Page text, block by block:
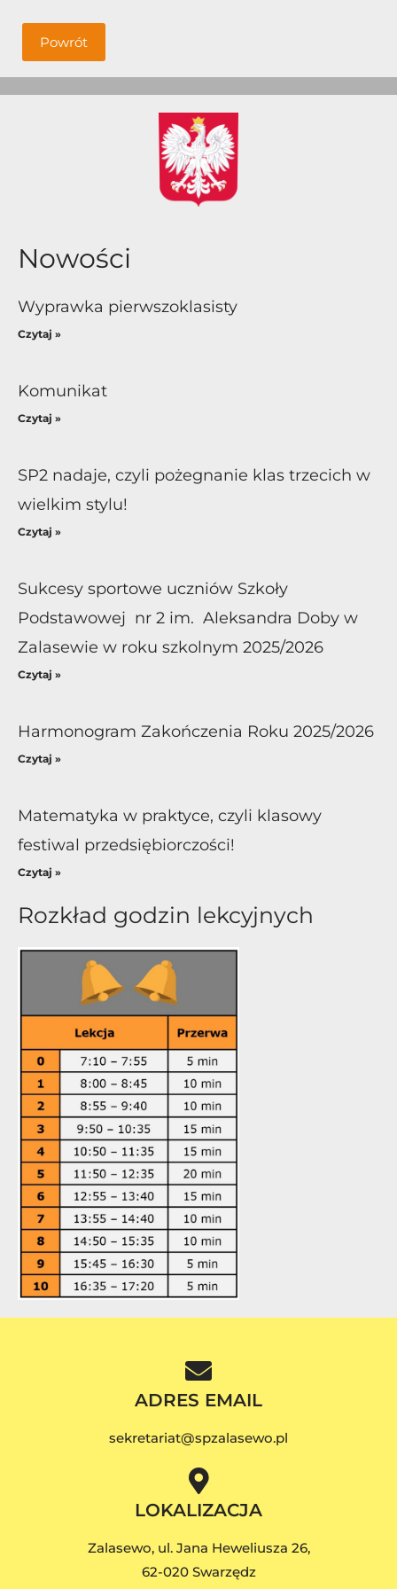
Powrót
Nowości
Wyprawka pierwszoklasisty
Czytaj »
Komunikat
Czytaj »
SP2 nadaje, czyli pożegnanie klas trzecich w
wielkim stylu!
Czytaj »
Sukcesy sportowe uczniów Szkoły
Podstawowej nr 2 im. Aleksandra Doby w
Zalasewie w roku szkolnym 2025/2026
Czytaj »
Harmonogram Zakończenia Roku 2025/2026
Czytaj »
Matematyka w praktyce, czyli klasowy
festiwal przedsiębiorczości!
Czytaj »
Rozkład godzin lekcyjnych
ADRES EMAIL
sekretariat@spzalasewo.pl
LOKALIZACJA
Zalasewo, ul. Jana Heweliusza 26,
62-020 Swarzędz